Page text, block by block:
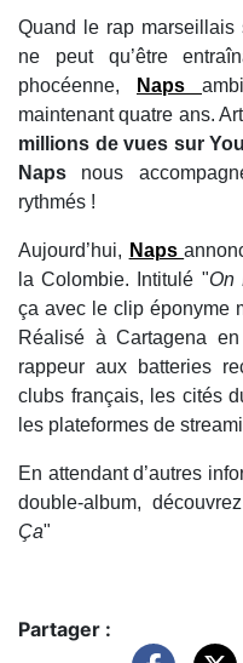
Quand le rap marseillais
ne peut qu’être
phocéenne,
Naps
maintenant quatre ans.
millions de vues sur
Naps nous
rythmés !
Aujourd’hui, Naps
la Colombie. Intitulé "On
ça avec le clip éponyme
Réalisé à Cartagena
rappeur aux batteries
clubs français, les cités
les plateformes de
En attendant d’autres
double-album,
Ça"
Partager :